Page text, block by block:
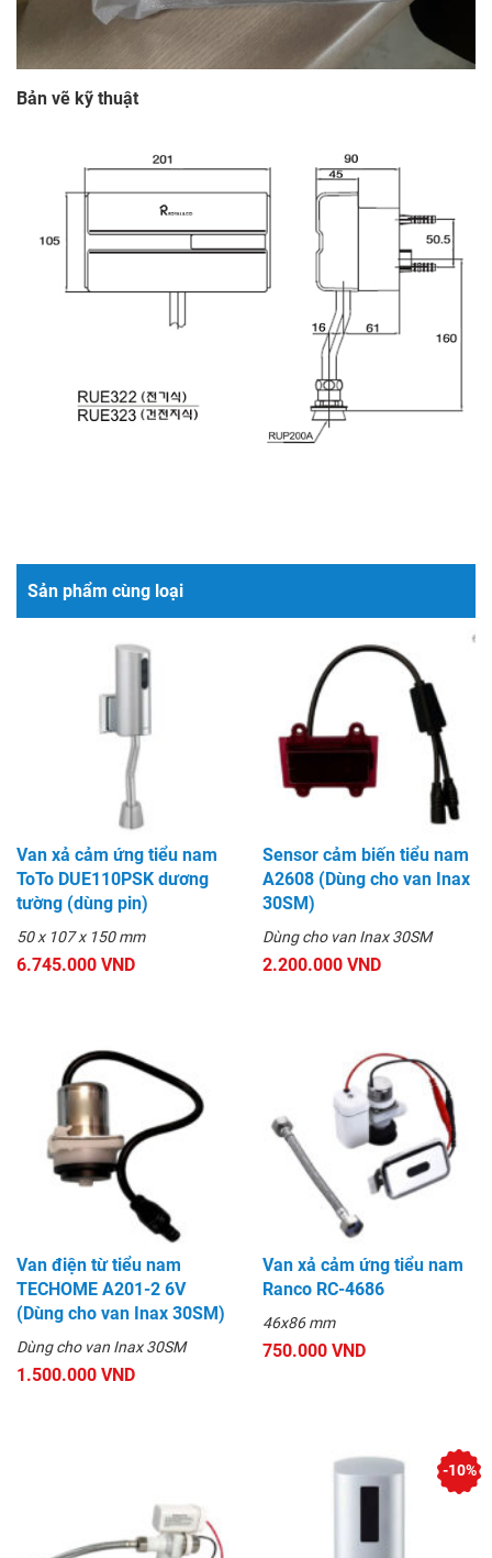
Bản vẽ kỹ thuật
Sản phẩm cùng loại
Van xả cảm ứng tiểu nam
ToTo DUE110PSK dương
tường (dùng pin)
50 x 107 x 150 mm
6.745.000 VND
Sensor cảm biến tiểu nam
A2608 (Dùng cho van Inax
30SM)
Dùng cho van Inax 30SM
2.200.000 VND
Van điện từ tiểu nam
TECHOME A201-2 6V
(Dùng cho van Inax 30SM)
Dùng cho van Inax 30SM
1.500.000 VND
Van xả cảm ứng tiểu nam
Ranco RC-4686
46x86 mm
750.000 VND
-10%